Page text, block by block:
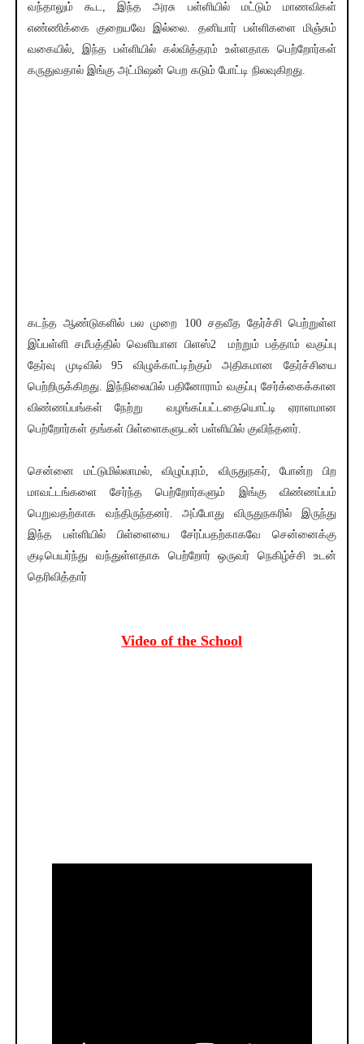
வந்தாலும் கூட, இந்த அரசு பள்ளியில் மட்டும் மாணவிகள்
எண்ணிக்கை குறையவே இல்லை. தனியார் பள்ளிகளை மிஞ்சும்
வகையில், இந்த பள்ளியில் கல்வித்தரம் உள்ளதாக பெற்றோர்கள்
கருதுவதால் இங்கு அட்மிஷன் பெற கடும் போட்டி நிலவுகிறது.
கடந்த ஆண்டுகளில் பல முறை 100 சதவீத தேர்ச்சி பெற்றுள்ள
இப்பள்ளி சமீபத்தில் வெளியான பிளஸ்2 மற்றும் பத்தாம் வகுப்பு
தேர்வு முடிவில் 95 விழுக்காட்டிற்கும் அதிகமான தேர்ச்சியை
பெற்றிருக்கிறது. இந்நிலையில் பதினோராம் வகுப்பு சேர்க்கைக்கான
விண்ணப்பங்கள் நேற்று வழங்கப்பட்டதையொட்டி ஏராளமான
பெற்றோர்கள் தங்கள் பிள்ளைகளுடன் பள்ளியில் குவிந்தனர்.
சென்னை மட்டுமில்லாமல், விழுப்புரம், விருதுநகர், போன்ற பிற
மாவட்டங்களை சேர்ந்த பெற்றோர்களும் இங்கு விண்ணப்பம்
பெறுவதற்காக வந்திருந்தனர். அப்போது விருதுநகரில் இருந்து
இந்த பள்ளியில் பிள்ளையை சேர்ப்பதற்காகவே சென்னைக்கு
குடிபெயர்ந்து வந்துள்ளதாக பெற்றோர் ஒருவர் நெகிழ்ச்சி உடன்
தெரிவித்தார்
Video of the School